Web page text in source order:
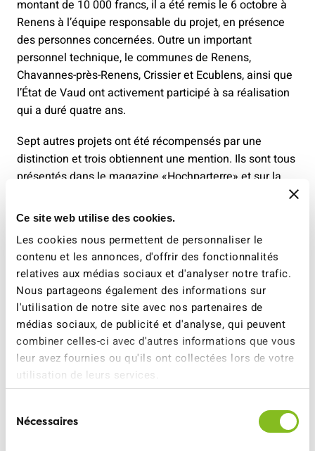
Ce site web utilise des cookies.
Les cookies nous permettent de personnaliser le
contenu et les annonces, d'offrir des fonctionnalités
relatives aux médias sociaux et d'analyser notre trafic.
Nous partageons également des informations sur
l'utilisation de notre site avec nos partenaires de
médias sociaux, de publicité et d'analyse, qui peuvent
combiner celles-ci avec d'autres informations que vous
leur avez fournies ou qu'ils ont collectées lors de votre
utilisation de leurs services.
Nécessaires
montant de 10 000 francs, il a été remis le 6 octobre à
Renens à l’équipe responsable du projet, en présence
des personnes concernées. Outre un important
personnel technique, le communes de Renens,
Chavannes-près-Renens, Crissier et Ecublens, ainsi que
l’État de Vaud ont activement participé à sa réalisation
qui a duré quatre ans.
Sept autres projets ont été récompensés par une
distinction et trois obtiennent une mention. Ils sont tous
présentés dans le magazine «Hochparterre» et sur la
éventail de 59 candidatures, dont 31 provenaient de
communes, organisations, entreprises, bureaux
d’études et groupements d’intérêts impliqués dans la
réalisation d’aménagements piétonniers.